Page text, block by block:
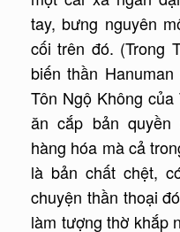
tay, bưng nguyên
cối trên đó. (Trong
biến thần
Tôn Ngộ Không
ăn cắp bản
hàng hóa mà cả
là bản chất chệt,
chuyện thần thoại
làm tượng thờ khắp